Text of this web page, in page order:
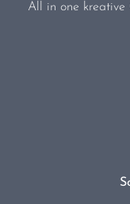
All in one kreative